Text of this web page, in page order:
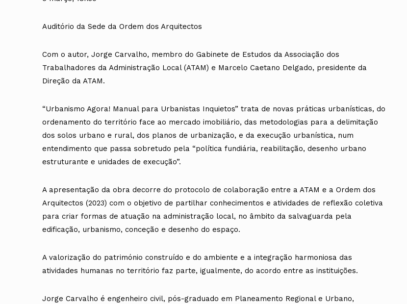
Auditório da Sede da Ordem dos Arquitectos
Com o autor, Jorge Carvalho, membro do Gabinete de Estudos da Associação dos
Trabalhadores da Administração Local (ATAM) e Marcelo Caetano Delgado, presidente da
Direção da ATAM.
“Urbanismo Agora! Manual para Urbanistas Inquietos” trata de novas práticas urbanísticas, do
ordenamento do território face ao mercado imobiliário, das metodologias para a delimitação
dos solos urbano e rural, dos planos de urbanização, e da execução urbanística, num
entendimento que passa sobretudo pela “política fundiária, reabilitação, desenho urbano
estruturante e unidades de execução”.
A apresentação da obra decorre do protocolo de colaboração entre a ATAM e a Ordem dos
Arquitectos (2023) com o objetivo de partilhar conhecimentos e atividades de reflexão coletiva
para criar formas de atuação na administração local, no âmbito da salvaguarda pela
edificação, urbanismo, conceção e desenho do espaço.
A valorização do património construído e do ambiente e a integração harmoniosa das
atividades humanas no território faz parte, igualmente, do acordo entre as instituições.
Jorge Carvalho é engenheiro civil, pós-graduado em Planeamento Regional e Urbano,